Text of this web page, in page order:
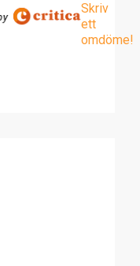
Skriv
ett
omdöme!